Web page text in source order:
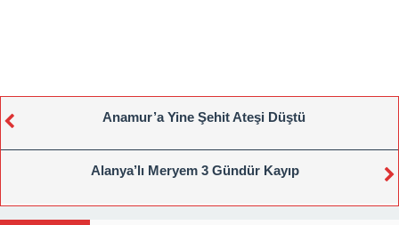
Anamur’a Yine Şehit Ateşi Düştü
Alanya’lı Meryem 3 Gündür Kayıp